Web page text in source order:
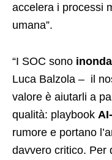
accelera i processi
umana”.
“I SOC sono
Luca Balzola – il
valore è aiutarli a
qualità: playbook
rumore e portano
davvero critico. Per